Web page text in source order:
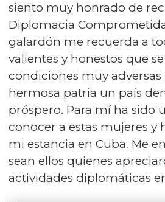
siento muy honrado de
Diplomacia
galardón me recuerda a
valientes y honestos que
condiciones muy adversas
hermosa patria un país
próspero. Para mí ha sido
conocer a estas mujeres y
mi estancia en Cuba. Me
sean ellos quienes
actividades diplomáticas